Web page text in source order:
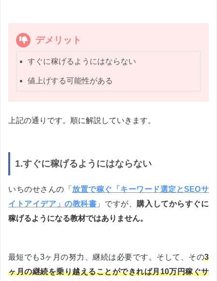
デメリット
すぐに稼げるようにはならない
値上げする可能性がある
上記の通りです。順に解説していきます。
1.すぐに稼げるようにはならない
いちのせさんの「 放置で稼ぐ「キーワード選定とSEOサ
イトアイデア」の教科書 」ですが、 購入してからすぐに
稼げるようになる教材ではありません。
最短でも3ヶ月の努力、継続は必要です。そして、その3
ヶ月の継続を乗り越えることができれば月10万円稼ぐサ